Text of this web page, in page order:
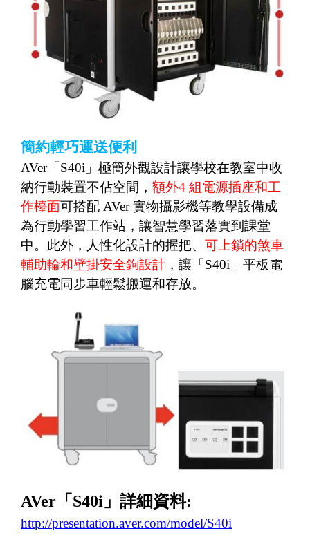
簡約輕巧運送便利
AVer「 S40i 」極簡外觀設計讓學校在教室中收
納行動裝置不佔空間， 額外4 組電源插座和工
作檯面可搭配 AVer實物攝影機等教學設備成
為行動學習工作站，讓智慧學習落實到課堂
中。此外，人性化設計的握把、 可上鎖的煞車
輔助輪和壁掛安全鉤設計 ，讓「 S40i 」平板電
腦充電同步車輕鬆搬運和存放。
AVer 「 S40i 」詳細資料:
http://presentation.aver.com/model/S40i